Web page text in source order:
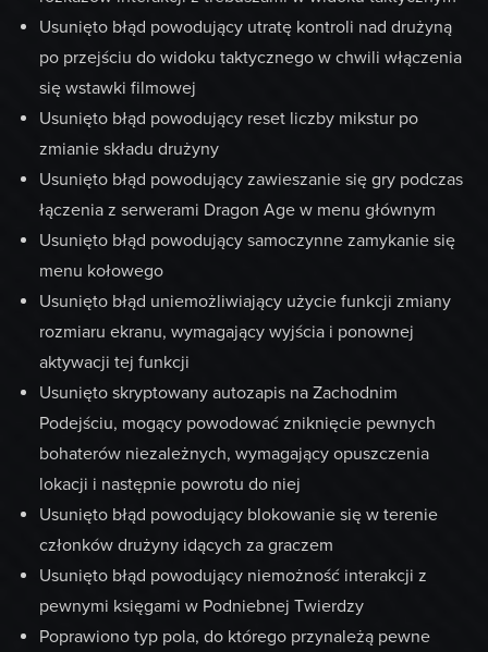
Usunięto błąd powodujący utratę kontroli nad drużyną
po przejściu do widoku taktycznego w chwili włączenia
się wstawki filmowej
Usunięto błąd powodujący reset liczby mikstur po
zmianie składu drużyny
Usunięto błąd powodujący zawieszanie się gry podczas
łączenia z serwerami Dragon Age w menu głównym
Usunięto błąd powodujący samoczynne zamykanie się
menu kołowego
Usunięto błąd uniemożliwiający użycie funkcji zmiany
rozmiaru ekranu, wymagający wyjścia i ponownej
aktywacji tej funkcji
Usunięto skryptowany autozapis na Zachodnim
Podejściu, mogący powodować zniknięcie pewnych
bohaterów niezależnych, wymagający opuszczenia
lokacji i następnie powrotu do niej
Usunięto błąd powodujący blokowanie się w terenie
członków drużyny idących za graczem
Usunięto błąd powodujący niemożność interakcji z
pewnymi księgami w Podniebnej Twierdzy
Poprawiono typ pola, do którego przynależą pewne